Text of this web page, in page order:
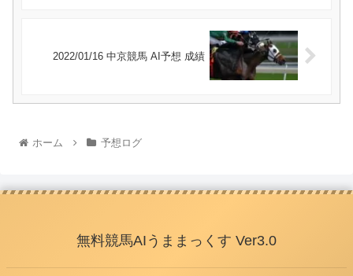
2022/01/16 中京競馬 AI予想 成績
ホーム 予想ログ
無料競馬AIうままっくす Ver3.0